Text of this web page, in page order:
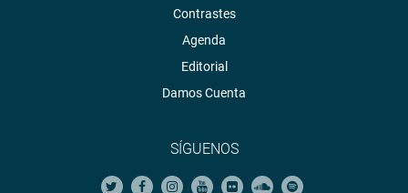
Contrastes
Agenda
Editorial
Damos Cuenta
SÍGUENOS